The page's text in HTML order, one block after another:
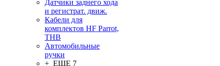
Датчики заднего хода
и регистрат. движ.
Кабели для
комплектов HF Parrot,
THB
Автомобильные
ручки
+ ЕЩЕ 7